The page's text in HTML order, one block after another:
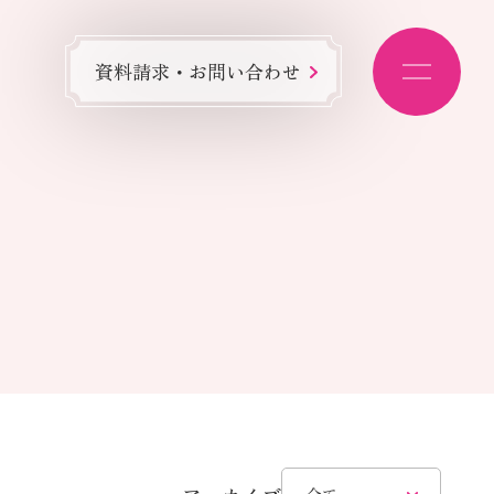
資料請求・お問い合わせ